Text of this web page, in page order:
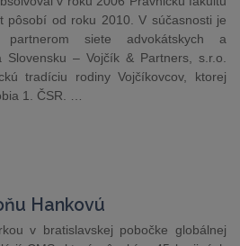
pôsobí od roku 2010. V súčasnosti je
siete advokátskych a
Slovensku – Vojčík & Partners, s.r.o.
tradíciu rodiny Vojčíkovcov, ktorej
1. ČSR. …
Hankovú
v bratislavskej pobočke globálnej